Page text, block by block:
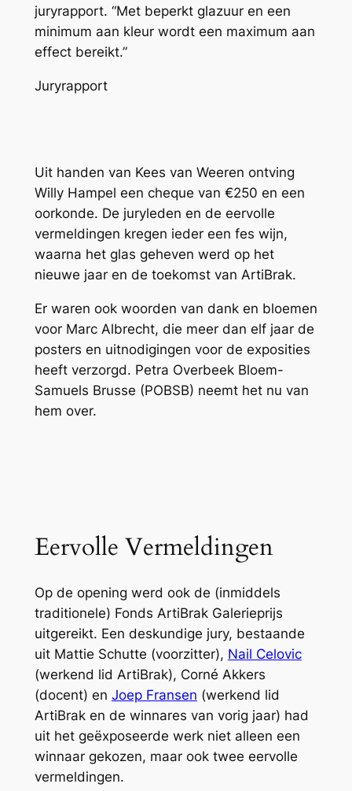
juryrapport. “Met beperkt glazuur en een
minimum aan kleur wordt een maximum aan
effect bereikt.”
Juryrapport
Uit handen van Kees van Weeren ontving
Willy Hampel een cheque van €250 en een
oorkonde. De juryleden en de eervolle
vermeldingen kregen ieder een fes wijn,
waarna het glas geheven werd op het
nieuwe jaar en de toekomst van ArtiBrak.
Er waren ook woorden van dank en bloemen
voor Marc Albrecht, die meer dan elf jaar de
posters en uitnodigingen voor de exposities
heeft verzorgd. Petra Overbeek Bloem-
Samuels Brusse (POBSB) neemt het nu van
hem over.
Eervolle Vermeldingen
Op de opening werd ook de (inmiddels
traditionele) Fonds ArtiBrak Galerieprijs
uitgereikt. Een deskundige jury, bestaande
uit Mattie Schutte (voorzitter), Nail Celovic
(werkend lid ArtiBrak), Corné Akkers
(docent) en Joep Fransen (werkend lid
ArtiBrak en de winnares van vorig jaar) had
uit het geëxposeerde werk niet alleen een
winnaar gekozen, maar ook twee eervolle
vermeldingen.